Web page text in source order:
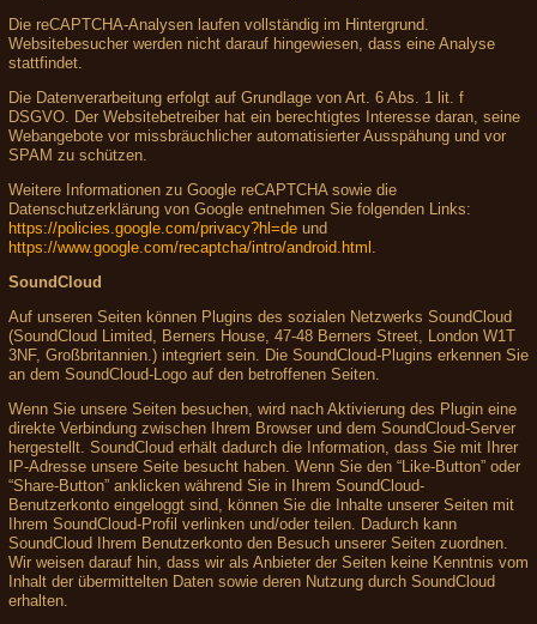
Die reCAPTCHA-Analysen laufen vollständig im Hintergrund.
Websitebesucher werden nicht darauf hingewiesen, dass eine Analyse
stattfindet.
Die Datenverarbeitung erfolgt auf Grundlage von Art. 6 Abs. 1 lit. f
DSGVO. Der Websitebetreiber hat ein berechtigtes Interesse daran, seine
Webangebote vor missbräuchlicher automatisierter Ausspähung und vor
SPAM zu schützen.
Weitere Informationen zu Google reCAPTCHA sowie die
Datenschutzerklärung von Google entnehmen Sie folgenden Links:
https://policies.google.com/privacy?hl=de und
https://www.google.com/recaptcha/intro/android.html
SoundCloud
Auf unseren Seiten können Plugins des sozialen Netzwerks SoundCloud
(SoundCloud Limited, Berners House, 47-48 Berners Street, London W1T
3NF, Großbritannien.) integriert sein. Die SoundCloud-Plugins erkennen Sie
an dem SoundCloud-Logo auf den betroffenen Seiten.
Wenn Sie unsere Seiten besuchen, wird nach Aktivierung des Plugin eine
direkte Verbindung zwischen Ihrem Browser und dem SoundCloud-Server
hergestellt. SoundCloud erhält dadurch die Information, dass Sie mit Ihrer
IP-Adresse unsere Seite besucht haben. Wenn Sie den “Like-Button” oder
“Share-Button” anklicken während Sie in Ihrem SoundCloud-
Benutzerkonto eingeloggt sind, können Sie die Inhalte unserer Seiten mit
Ihrem SoundCloud-Profil verlinken und/oder teilen. Dadurch kann
SoundCloud Ihrem Benutzerkonto den Besuch unserer Seiten zuordnen.
Wir weisen darauf hin, dass wir als Anbieter der Seiten keine Kenntnis vom
Inhalt der übermittelten Daten sowie deren Nutzung durch SoundCloud
erhalten.